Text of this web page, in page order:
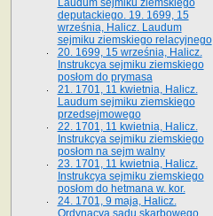
Laudum sejmiku ziemskiego
deputackiego. 19. 1699, 15
września, Halicz. Laudum
sejmiku ziemskiego relacyjnego
20. 1699, 15 września, Halicz.
Instrukcya sejmiku ziemskiego
posłom do prymasa
21. 1701, 11 kwietnia, Halicz.
Laudum sejmiku ziemskiego
przedsejmowego
22. 1701, 11 kwietnia, Halicz.
Instrukcya sejmiku ziemskiego
posłom na sejm walny
23. 1701, 11 kwietnia, Halicz.
Instrukcya sejmiku ziemskiego
posłom do hetmana w. kor.
24. 1701, 9 maja, Halicz.
Ordynacya sądu skarbowego